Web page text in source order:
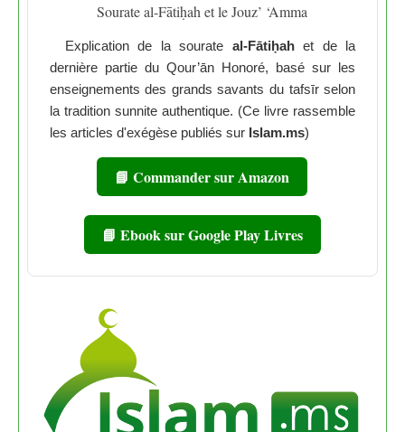
Sourate al-Fātiḥah et le Jouz’ ‘Amma
Explication de la sourate al-Fātiḥahet de la
dernière partie du Qour’ān Honoré, basé sur les
enseignements des grands savants du tafsīr selon
la tradition sunnite authentique. (Ce livre rassemble
les articles d'exégèse publiés sur Islam.ms)
📘 Commander sur Amazon
📘 Ebook sur Google Play Livres